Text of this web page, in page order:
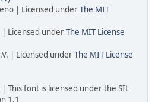
| Licensed underThe MIT
Licensed underThe MIT License
| Licensed underThe MIT License
This font is licensed under the SIL
1.1